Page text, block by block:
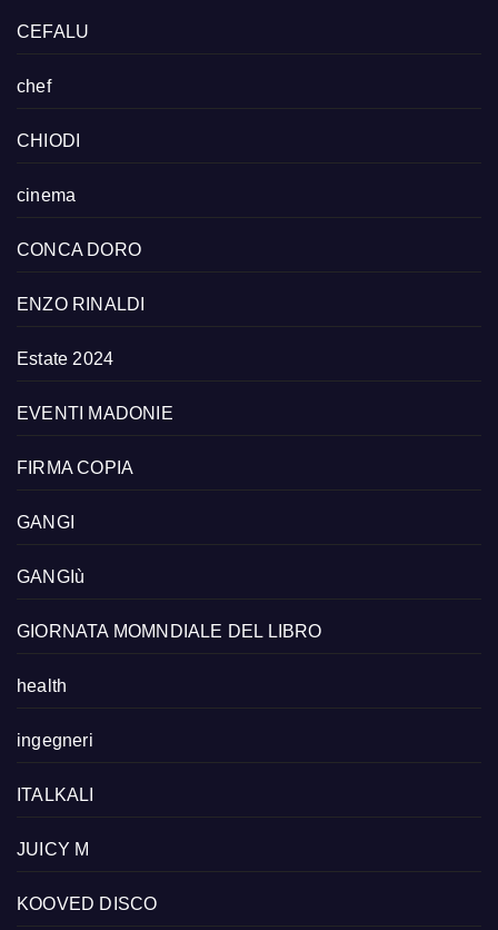
CEFALU
chef
CHIODI
cinema
CONCA DORO
ENZO RINALDI
Estate 2024
EVENTI MADONIE
FIRMA COPIA
GANGI
GANGIù
GIORNATA MOMNDIALE DEL LIBRO
health
ingegneri
ITALKALI
JUICY M
KOOVED DISCO